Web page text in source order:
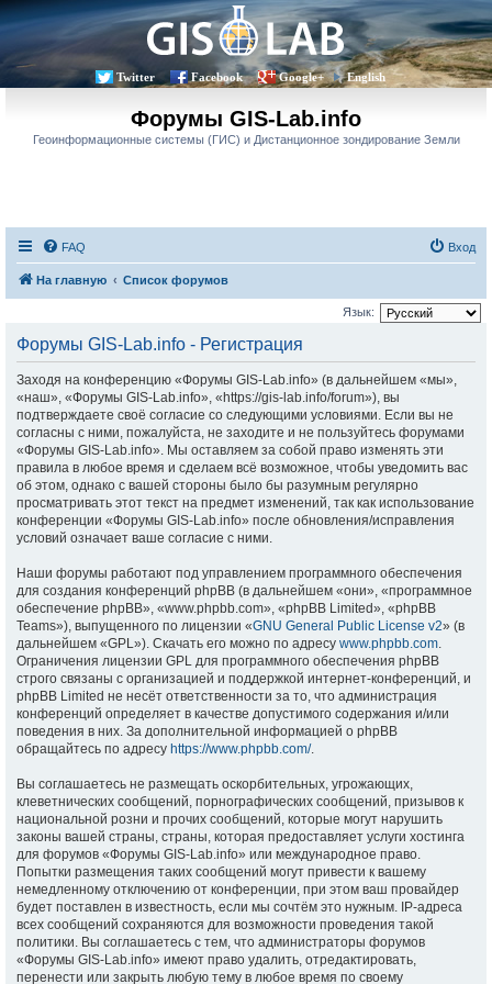
Twitter Facebook Google+ English
Форумы GIS-Lab.info
Геоинформационные системы (ГИС) и Дистанционное зондирование Земли
FAQ Вход
На главную Список форумов
Язык:
Форумы GIS-Lab.info - Регистрация
Заходя на конференцию «Форумы GIS-Lab.info» (в дальнейшем «мы»,
«наш», «Форумы GIS-Lab.info», «https://gis-lab.info/forum»), вы
подтверждаете своё согласие со следующими условиями. Если вы не
согласны с ними, пожалуйста, не заходите и не пользуйтесь форумами
«Форумы GIS-Lab.info». Мы оставляем за собой право изменять эти
правила в любое время и сделаем всё возможное, чтобы уведомить вас
об этом, однако с вашей стороны было бы разумным регулярно
просматривать этот текст на предмет изменений, так как использование
конференции «Форумы GIS-Lab.info» после обновления/исправления
условий означает ваше согласие с ними.
Наши форумы работают под управлением программного обеспечения
для создания конференций phpBB (в дальнейшем «они», «программное
обеспечение phpBB», «www.phpbb.com», «phpBB Limited», «phpBB
Teams»), выпущенного по лицензии «GNU General Public License v2» (в
дальнейшем «GPL»). Скачать его можно по адресу www.phpbb.com.
Ограничения лицензии GPL для программного обеспечения phpBB
строго связаны с организацией и поддержкой интернет-конференций, и
phpBB Limited не несёт ответственности за то, что администрация
конференций определяет в качестве допустимого содержания и/или
поведения в них. За дополнительной информацией о phpBB
обращайтесь по адресу https://www.phpbb.com/.
Вы соглашаетесь не размещать оскорбительных, угрожающих,
клеветнических сообщений, порнографических сообщений, призывов к
национальной розни и прочих сообщений, которые могут нарушить
законы вашей страны, страны, которая предоставляет услуги хостинга
для форумов «Форумы GIS-Lab.info» или международное право.
Попытки размещения таких сообщений могут привести к вашему
немедленному отключению от конференции, при этом ваш провайдер
будет поставлен в известность, если мы сочтём это нужным. IP-адреса
всех сообщений сохраняются для возможности проведения такой
политики. Вы соглашаетесь с тем, что администраторы форумов
«Форумы GIS-Lab.info» имеют право удалить, отредактировать,
перенести или закрыть любую тему в любое время по своему